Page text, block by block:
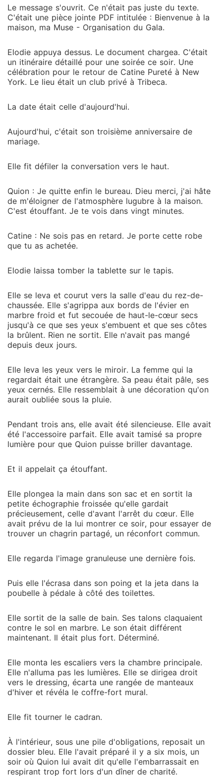
Le message s'ouvrit. Ce n'était pas juste du texte.
C'était une pièce jointe PDF intitulée : Bienvenue à la
maison, ma Muse - Organisation du Gala.
Elodie appuya dessus. Le document chargea. C'était
un itinéraire détaillé pour une soirée ce soir. Une
célébration pour le retour de Catine Pureté à New
York. Le lieu était un club privé à Tribeca.
La date était celle d'aujourd'hui.
Aujourd'hui, c'était son troisième anniversaire de
mariage.
Elle fit défiler la conversation vers le haut.
Quion : Je quitte enfin le bureau. Dieu merci, j'ai hâte
de m'éloigner de l'atmosphère lugubre à la maison.
C'est étouffant. Je te vois dans vingt minutes.
Catine : Ne sois pas en retard. Je porte cette robe
que tu as achetée.
Elodie laissa tomber la tablette sur le tapis.
Elle se leva et courut vers la salle d'eau du rez-de-
chaussée. Elle s'agrippa aux bords de l'évier en
marbre froid et fut secouée de haut-le-cœur secs
jusqu'à ce que ses yeux s'embuent et que ses côtes
la brûlent. Rien ne sortit. Elle n'avait pas mangé
depuis deux jours.
Elle leva les yeux vers le miroir. La femme qui la
regardait était une étrangère. Sa peau était pâle, ses
yeux cernés. Elle ressemblait à une décoration qu'on
aurait oubliée sous la pluie.
Pendant trois ans, elle avait été silencieuse. Elle avait
été l'accessoire parfait. Elle avait tamisé sa propre
lumière pour que Quion puisse briller davantage.
Et il appelait ça étouffant.
Elle plongea la main dans son sac et en sortit la
petite échographie froissée qu'elle gardait
précieusement, celle d'avant l'arrêt du cœur. Elle
avait prévu de la lui montrer ce soir, pour essayer de
trouver un chagrin partagé, un réconfort commun.
Elle regarda l'image granuleuse une dernière fois.
Puis elle l'écrasa dans son poing et la jeta dans la
poubelle à pédale à côté des toilettes.
Elle sortit de la salle de bain. Ses talons claquaient
contre le sol en marbre. Le son était différent
maintenant. Il était plus fort. Déterminé.
Elle monta les escaliers vers la chambre principale.
Elle n'alluma pas les lumières. Elle se dirigea droit
vers le dressing, écarta une rangée de manteaux
d'hiver et révéla le coffre-fort mural.
Elle fit tourner le cadran.
À l'intérieur, sous une pile d'obligations, reposait un
dossier bleu. Elle l'avait préparé il y a six mois, un
soir où Quion lui avait dit qu'elle l'embarrassait en
respirant trop fort lors d'un dîner de charité.